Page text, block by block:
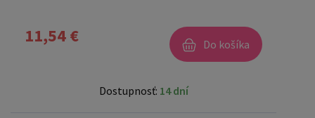
11,54 € Do košíka
Dostupnosť: 14 dní